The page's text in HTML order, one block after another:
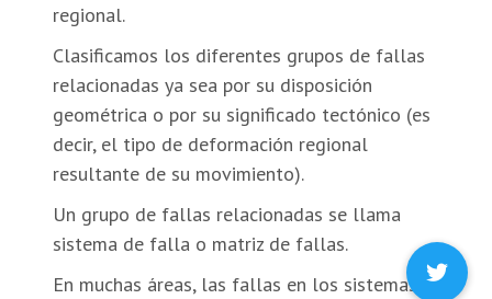
regional.
Clasificamos los diferentes grupos de fallas
relacionadas ya sea por su disposición
geométrica o por su significado tectónico (es
decir, el tipo de deformación regional
resultante de su movimiento).
Un grupo de fallas relacionadas se llama
sistema de falla o matriz de fallas.
En muchas áreas, las fallas en los sistemas